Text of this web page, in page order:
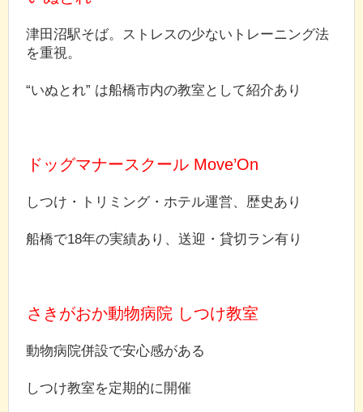
津田沼駅そば。ストレスの少ないトレーニング法
を重視。
“いぬとれ” は船橋市内の教室として紹介あり
ドッグマナースクール Move’On
しつけ・トリミング・ホテル運営、歴史あり
船橋で18年の実績あり、送迎・貸切ラン有り
さきがおか動物病院 しつけ教室
動物病院併設で安心感がある
しつけ教室を定期的に開催